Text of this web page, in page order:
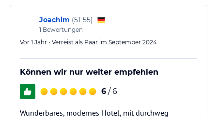
Joachim (51-55)
1 Bewertungen
Vor 1 Jahr • Verreist als Paar im September 2024
Können wir nur weiter empfehlen
6 / 6
Wunderbares, modernes Hotel, mit durchweg